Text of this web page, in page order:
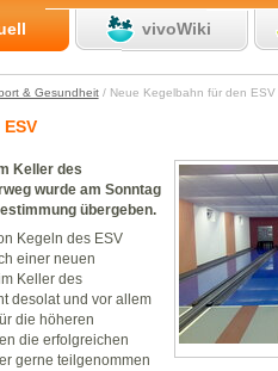
vivoWiki
& Gesundheit/ Neue Kegelbahn für den ESV
Keller des
wurde am Sonntag
übergeben.
Kegeln des ESV
einer neuen
Keller des
desolat und vor allem
die höheren
die erfolgreichen
gerne teilgenommen